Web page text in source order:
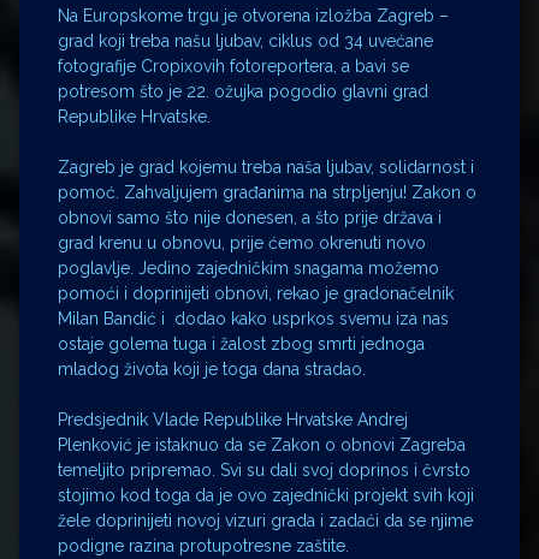
Na Europskome trgu je otvorena izložba Zagreb –
grad koji treba našu ljubav, ciklus od 34 uvećane
fotografije Cropixovih fotoreportera, a bavi se
potresom što je 22. ožujka pogodio glavni grad
Republike Hrvatske.
Zagreb je grad kojemu treba naša ljubav, solidarnost i
pomoć. Zahvaljujem građanima na strpljenju! Zakon o
obnovi samo što nije donesen, a što prije država i
grad krenu u obnovu, prije ćemo okrenuti novo
poglavlje. Jedino zajedničkim snagama možemo
pomoći i doprinijeti obnovi, rekao je gradonačelnik
Milan Bandić i dodao kako usprkos svemu iza nas
ostaje golema tuga i žalost zbog smrti jednoga
mladog života koji je toga dana stradao.
Predsjednik Vlade Republike Hrvatske Andrej
Plenković je istaknuo da se Zakon o obnovi Zagreba
temeljito pripremao. Svi su dali svoj doprinos i čvrsto
stojimo kod toga da je ovo zajednički projekt svih koji
žele doprinijeti novoj vizuri grada i zadaći da se njime
podigne razina protupotresne zaštite.